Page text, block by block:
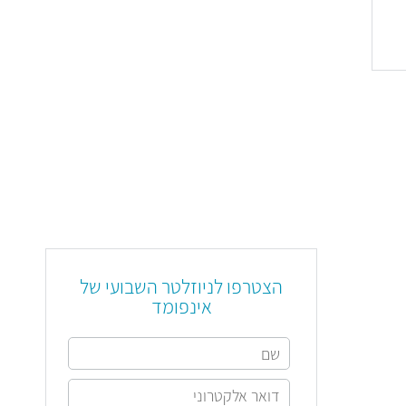
הצטרפו לניוזלטר השבועי של
אינפומד